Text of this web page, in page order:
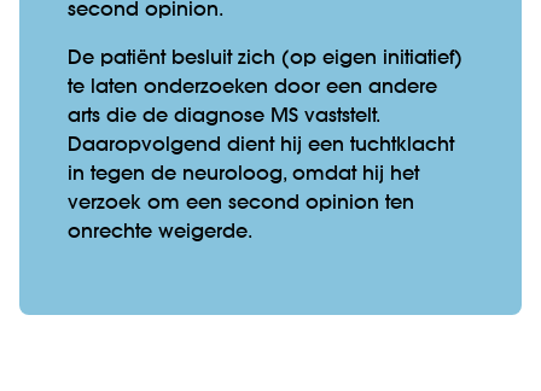
second opinion.
De patiënt besluit zich (op eigen initiatief)
te laten onderzoeken door een andere
arts die de diagnose MS vaststelt.
Daaropvolgend dient hij een tuchtklacht
in tegen de neuroloog, omdat hij het
verzoek om een second opinion ten
onrechte weigerde.